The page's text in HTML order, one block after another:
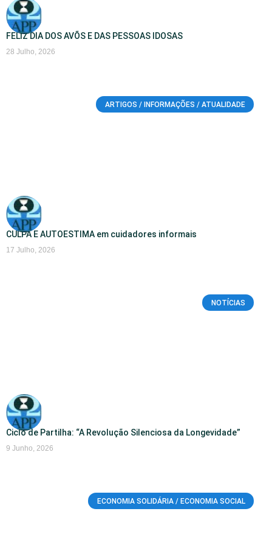
FELIZ DIA DOS AVÕS E DAS PESSOAS IDOSAS
28 Julho, 2026
ARTIGOS / INFORMAÇÕES / ATUALIDADE
CULPA E AUTOESTIMA em cuidadores informais
17 Julho, 2026
NOTÍCIAS
Ciclo de Partilha: “A Revolução Silenciosa da Longevidade”
9 Junho, 2026
ECONOMIA SOLIDÁRIA / ECONOMIA SOCIAL